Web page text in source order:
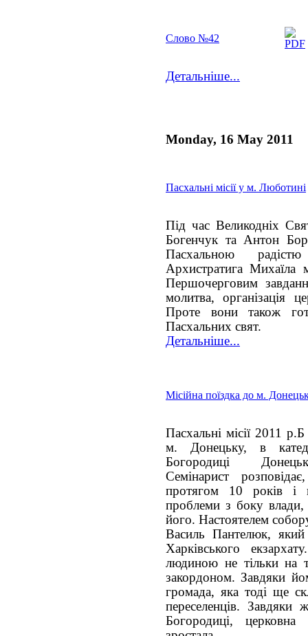
Слово №42
Детальніше...
Monday, 16 May 2011
Пасхальні місії у м. Люботині
Під час Великодніх
Богенчук та Антон
Пасхальною
Архистратига Михаїла
Першочерговим
молитва, організація
Проте вони також
Пасхальних свят.
Детальніше...
Місійна поїздка до м.
Пасхальні місії 2011
м. Донецьку, в
Богородиці
Семінарист
протягом 10 років і
проблеми з боку влади,
його. Настоятелем
Василь Пантелюк,
Харківського
людиною не тільки на
закордоном. Завдяки
громада, яка тоді ще
переселенців. Завдяки
Богородиці,